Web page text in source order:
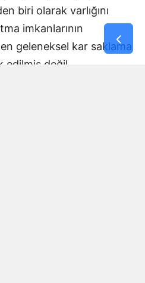
biri olarak varlığını
imkanlarının
geleneksel kar saklama
değil.